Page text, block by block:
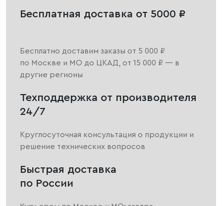
Бесплатная доставка от 5000 ₽
Бесплатно доставим заказы от 5 000 ₽
по Москве и МО до ЦКАД, от 15 000 ₽ — в
другие регионы
Техподдержка от производителя
24/7
Круглосуточная консультация о продукции и
решение технических вопросов
Быстрая доставка
по России